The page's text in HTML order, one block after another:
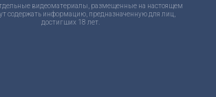
видеоматериалы, размещенные на настоящем
содержать информацию, предназначенную для лиц,
достигших 18 лет.